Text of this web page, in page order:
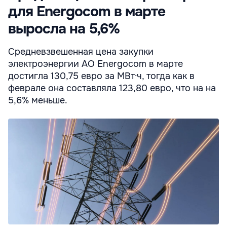
для Energocom в марте
выросла на 5,6%
Средневзвешенная цена закупки
электроэнергии АО Energocom в марте
достигла 130,75 евро за МВт·ч, тогда как в
феврале она составляла 123,80 евро, что на на
5,6% меньше.